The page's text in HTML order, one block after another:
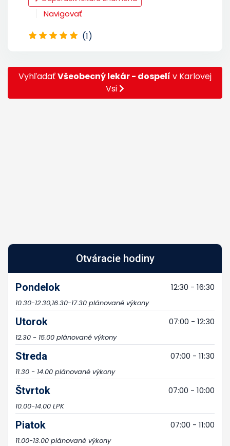
Navigovať
(1)
VyhľadaťVšeobecný lekár - dospelí v Karlovej
Vsi
Otváracie hodiny
Pondelok 12:30 - 16:30
10.30-12.30,16.30-17.30 plánované výkony
Utorok 07:00 - 12:30
12.30 - 15.00 plánované výkony
Streda 07:00 - 11:30
11.30 - 14.00 plánované výkony
Štvrtok 07:00 - 10:00
10.00-14.00 LPK
Piatok 07:00 - 11:00
11.00-13.00 plánované výkony